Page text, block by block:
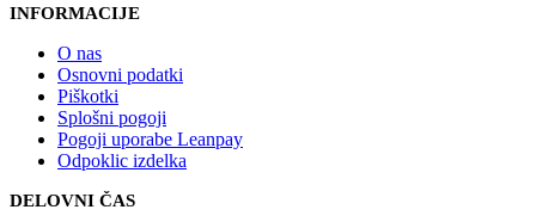
INFORMACIJE
O nas
Osnovni podatki
Piškotki
Splošni pogoji
Pogoji uporabe Leanpay
Odpoklic izdelka
DELOVNI ČAS